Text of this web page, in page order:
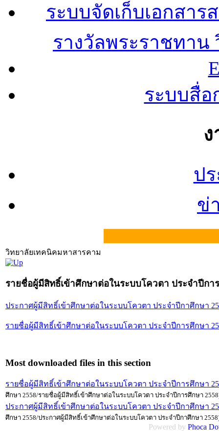
ระบบจัดเก็บเอกสา
รางวัลพระราชทา
ระบบสื่อ
ป
ข่
วิทยาลัยเทคนิคมหาสารคาม
รายชื่อผู้มีสิทธิ์เข้าศึกษาต่อในระบบโควตา ประจำปีกา
ประกาศผู้มีสิทธิ์เข้าศึกษาต่อในระบบโควตา ประจำปีกาศึกษา
รายชื่อผู้มีสิทธิ์เข้าศึกษาต่อในระบบโควตา ประจำปีการศึกษา
Most downloaded files in this section
รายชื่อผู้มีสิทธิ์เข้าศึกษาต่อในระบบโควตา ประจำปีการศึกษา
ศึกษา 2558/รายชื่อผู้มีสิทธิ์เข้าศึกษาต่อในระบบโควตา ประจำปีการศึกษา
ประกาศผู้มีสิทธิ์เข้าศึกษาต่อในระบบโควตา ประจำปีกาศึกษา
ศึกษา 2558/ประกาศผู้มีสิทธิ์เข้าศึกษาต่อในระบบโควตา ประจำปีกาศึกษา
Powered by Phoca